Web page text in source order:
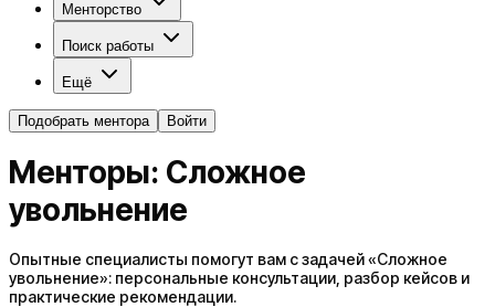
Менторство
Поиск работы
Ещё
Подобрать ментора Войти
Менторы: Сложное
увольнение
Опытные специалисты помогут вам с задачей «Сложное
увольнение»: персональные консультации, разбор кейсов и
практические рекомендации.